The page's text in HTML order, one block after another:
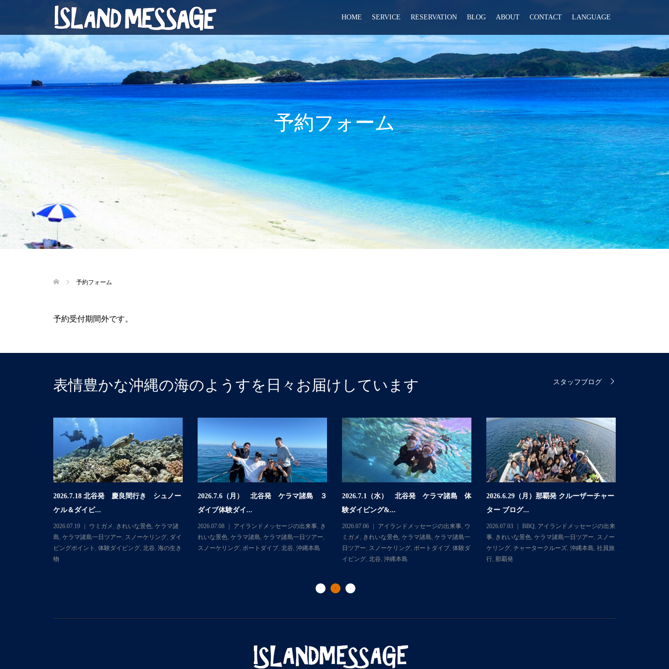
HOME SERVICE RESERVATION BLOG ABOUT CONTACT LANGUAGE
予約フォーム
予約フォーム
予約受付期間外です。
表情豊かな沖縄の海のようすを日々お届けしています スタッフブログ
2026.7.18 北谷発 慶良間行き シュノー
ケル＆ダイビ...
2026.07.19 ウミガメ きれいな景色 ケラマ諸
島 ケラマ諸島一日ツアー スノーケリング ダイ
ビングポイント
体験ダイビング 北谷 海の生き
物
2026.7.6（月） 北谷発 ケラマ諸島 ３
ダイブ体験ダイ...
2026.07.08 アイランドメッセージの出来事, き
れいな景色, ケラマ諸島 ケラマ諸島一日ツアー
スノーケリング, ボートダイブ, 北谷 沖縄本島
2026.7.1（水） 北谷発 ケラマ諸島 体
験ダイビング&...
2026.07.06 アイランドメッセージの出来事, ウ
ミガメ
きれいな景色, ケラマ諸島 ケラマ諸島一
日ツアー
スノーケリング, ボートダイブ, 体験ダ
イビング, 北谷 沖縄本島
2026.6.29（月）那覇発 クルーザーチャー
ター ブログ...
2026.07.03 BBQ アイランドメッセージの出来
事, きれいな景色, ケラマ諸島一日ツアー
スノー
ケリング, チャータークルーズ, 沖縄本島 社員旅
行, 那覇発